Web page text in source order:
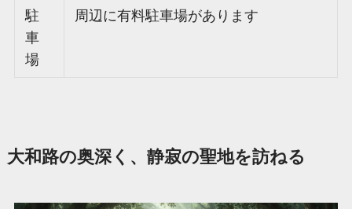
駐
車
場
周辺に有料駐車場があります
大和路の奥深く、静寂の聖地を訪ねる